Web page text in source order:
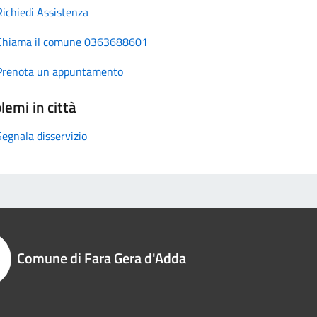
Assistenza
il comune 0363688601
un appuntamento
in città
disservizio
Comune di Fara Gera d'Adda